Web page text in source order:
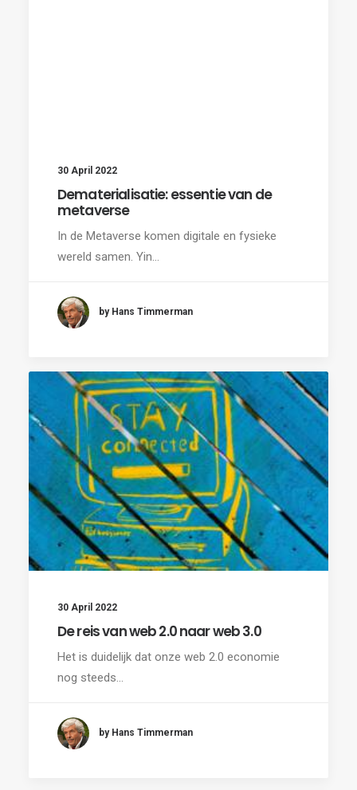
30 April 2022
Dematerialisatie: essentie van de
metaverse
In de Metaverse komen digitale en fysieke
wereld samen. Yin…
by Hans Timmerman
30 April 2022
De reis van web 2.0 naar web 3.0
Het is duidelijk dat onze web 2.0 economie
nog steeds…
by Hans Timmerman